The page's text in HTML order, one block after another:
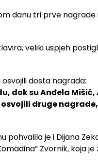
veliki uspjeh
dosta nagrada:
dok suAnđela Mišić,
druge
pohvalila je i Dijana
Zvornik, koja